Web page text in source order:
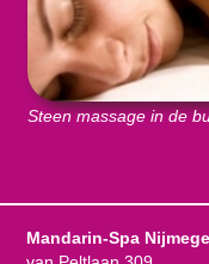
Steen massage in de
Mandarin-Spa